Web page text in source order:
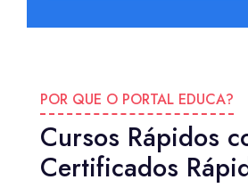
POR QUE O PORTAL EDUCA?
Cursos Rápidos
Certificados